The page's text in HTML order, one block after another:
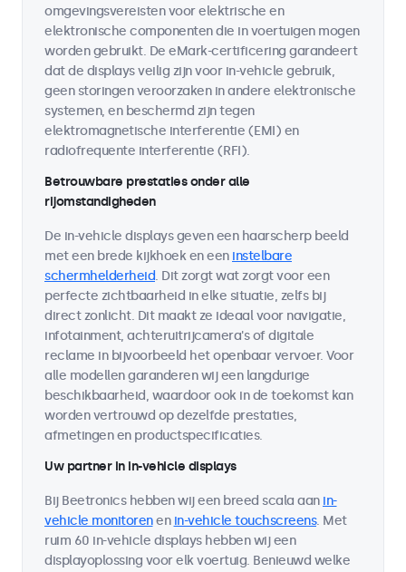
omgevingsvereisten voor elektrische en
elektronische componenten die in voertuigen mogen
worden gebruikt. De eMark-certificering garandeert
dat de displays veilig zijn voor in-vehicle gebruik,
geen storingen veroorzaken in andere elektronische
systemen, en beschermd zijn tegen
elektromagnetische interferentie (EMI) en
radiofrequente interferentie (RFI).
Betrouwbare prestaties onder alle
rijomstandigheden
De in-vehicle displays geven een haarscherp beeld
met een brede kijkhoek en een instelbare
schermhelderheid. Dit zorgt wat zorgt voor een
perfecte zichtbaarheid in elke situatie, zelfs bij
direct zonlicht. Dit maakt ze ideaal voor navigatie,
infotainment, achteruitrijcamera's of digitale
reclame in bijvoorbeeld het openbaar vervoer. Voor
alle modellen garanderen wij een langdurige
beschikbaarheid, waardoor ook in de toekomst kan
worden vertrouwd op dezelfde prestaties,
afmetingen en productspecificaties.
Uw partner in in-vehicle displays
Bij Beetronics hebben wij een breed scala aan in-
vehicle monitorenen in-vehicle touchscreens. Met
ruim 60 in-vehicle displays hebben wij een
displayoplossing voor elk voertuig. Benieuwd welke